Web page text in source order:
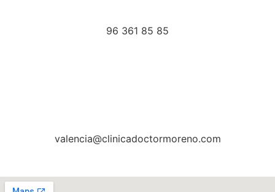
96 361 85 85
valencia@clinicadoctormoreno.com